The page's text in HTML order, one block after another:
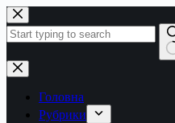
Перейти
до
вмісту
Немає
результатів
Головна
Рубрики